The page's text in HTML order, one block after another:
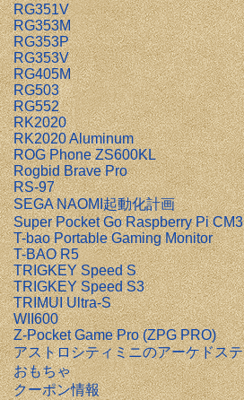
RG351V
RG353M
RG353P
RG353V
RG405M
RG503
RG552
RK2020
RK2020 Aluminum
ROG Phone ZS600KL
Rogbid Brave Pro
RS-97
SEGA NAOMI起動化計画
Super Pocket Go Raspberry Pi CM3
T-bao Portable Gaming Monitor
T-BAO R5
TRIGKEY Speed S
TRIGKEY Speed S3
TRIMUI Ultra-S
WII600
Z-Pocket Game Pro (ZPG PRO)
アストロシティミニのアーケドス
おもちゃ
クーポン情報